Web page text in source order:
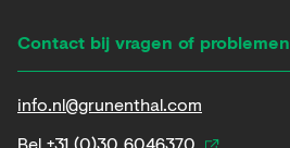
Contact bij vragen of problemen
info.nl@grunenthal.com